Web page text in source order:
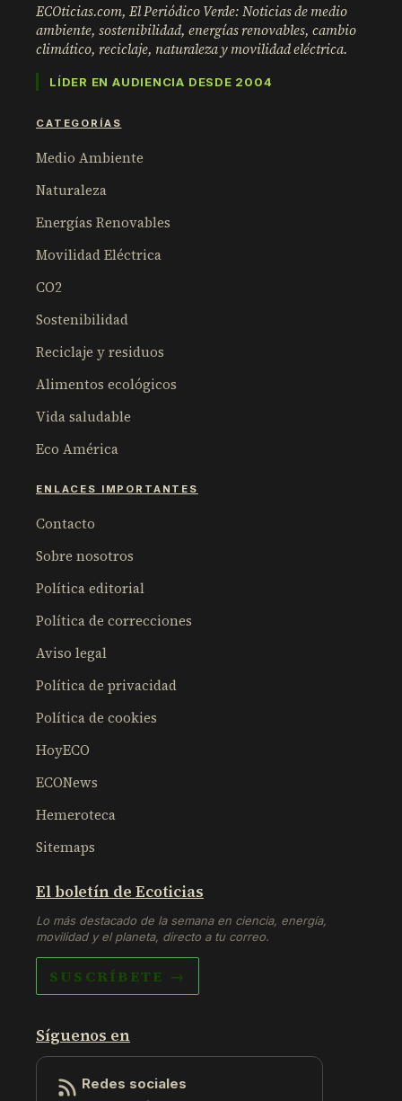
ECOticias.com, El Periódico Verde: Noticias de medio
ambiente, sostenibilidad, energías renovables, cambio
climático, reciclaje, naturaleza y movilidad eléctrica.
LÍDER EN AUDIENCIA DESDE 2004
CATEGORÍAS
Medio Ambiente
Naturaleza
Energías Renovables
Movilidad Eléctrica
CO2
Sostenibilidad
Reciclaje y residuos
Alimentos ecológicos
Vida saludable
Eco América
ENLACES IMPORTANTES
Contacto
Sobre nosotros
Política editorial
Política de correcciones
Aviso legal
Política de privacidad
Política de cookies
HoyECO
ECONews
Hemeroteca
Sitemaps
El boletín de Ecoticias
Lo más destacado de la semana en ciencia, energía,
movilidad y el planeta, directo a tu correo.
SUSCRÍBETE →
Síguenos en
Redes sociales